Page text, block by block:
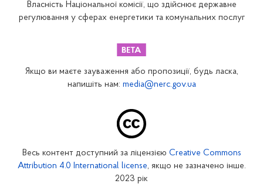
Власність Національної комісії, що здійснює державне
регулювання у сферах енергетики та комунальних послуг
Якщо ви маєте зауваження або пропозиції, будь ласка,
напишіть нам: media@nerc.gov.ua
Весь контент доступний за ліцензією Creative Commons
Attribution 4.0 International license, якщо не зазначено інше.
2023 рік